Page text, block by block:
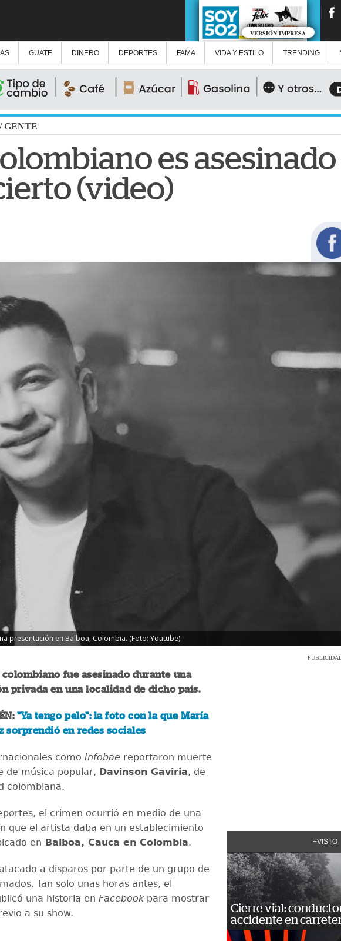
VERSIÓN IMPRESA
GUATE DINERO DEPORTES FAMA VIDA Y ESTILO TRENDING
/GENTE
es
(video)
presentación en Balboa, Colombia. (Foto: Youtube)
fue asesinado durante una
privada en una localidad de dicho país.
"Ya tengo pelo": la foto con la que María
sorprendió en redes sociales
como Infobae reportaron muerte
de música popular, Davinson Gaviria, de
colombiana.
el crimen ocurrió en medio de una
que el artista daba en un establecimiento
en Balboa, Cauca en Colombia.
a disparos por parte de un grupo de
Tan solo unas horas antes, el
una historia en Facebookpara mostrar
a su show.
+VISTO
Cierre vial:
accidente en